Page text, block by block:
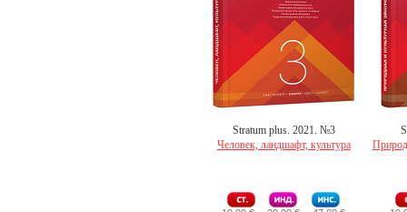
Stratum plus. 2021. №3
Человек, ландшафт, культура